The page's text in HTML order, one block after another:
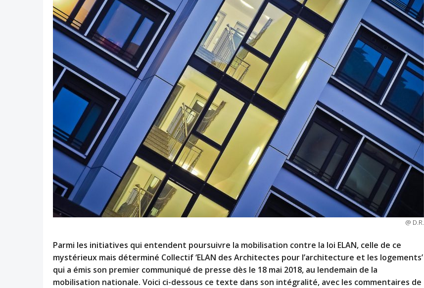
@ D.R.
Parmi les initiatives qui entendent poursuivre la mobilisation contre la loi ELAN, celle de ce
mystérieux mais déterminé Collectif ‘ELAN des Architectes pour l’architecture et les logements’
qui a émis son premier communiqué de presse dès le 18 mai 2018, au lendemain de la
mobilisation nationale. Voici ci-dessous ce texte dans son intégralité, avec les commentaires de